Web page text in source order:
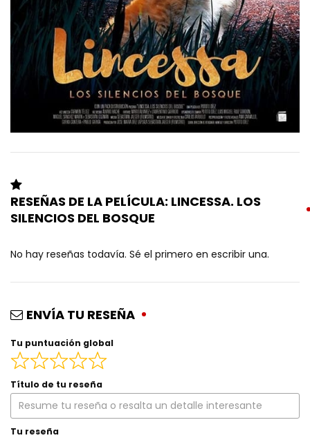
RESEÑAS DE LA PELÍCULA: LINCESSA. LOS
SILENCIOS DEL BOSQUE
No hay reseñas todavía. Sé el primero en escribir una.
ENVÍA TU RESEÑA
Tu puntuación global
Título de tu reseña
Tu reseña